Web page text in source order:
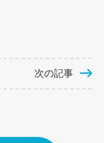
次の記事